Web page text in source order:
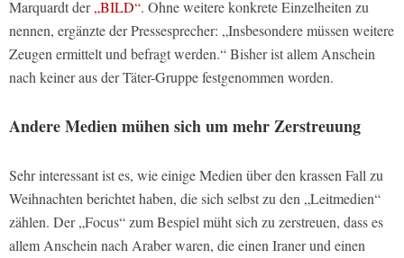
Marquardt der„BILD“. Ohne weitere konkrete Einzelheiten zu
nennen, ergänzte der Pressesprecher: „Insbesondere müssen weitere
Zeugen ermittelt und befragt werden.“ Bisher ist allem Anschein
nach keiner aus der Täter-Gruppe festgenommen worden.
Andere Medien mühen sich um mehr Zerstreuung
Sehr interessant ist es, wie einige Medien über den krassen Fall zu
Weihnachten berichtet haben, die sich selbst zu den „Leitmedien“
zählen. Der „Focus“ zum Bespiel müht sich zu zerstreuen, dass es
allem Anschein nach Araber waren, die einen Iraner und einen